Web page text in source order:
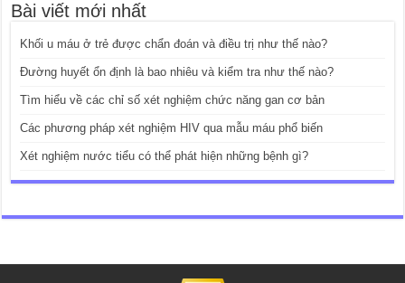
Bài viết mới nhất
Khối u máu ở trẻ được chẩn đoán và điều trị như thế nào?
Đường huyết ổn định là bao nhiêu và kiểm tra như thế nào?
Tìm hiểu về các chỉ số xét nghiệm chức năng gan cơ bản
Các phương pháp xét nghiệm HIV qua mẫu máu phổ biến
Xét nghiệm nước tiểu có thể phát hiện những bệnh gì?